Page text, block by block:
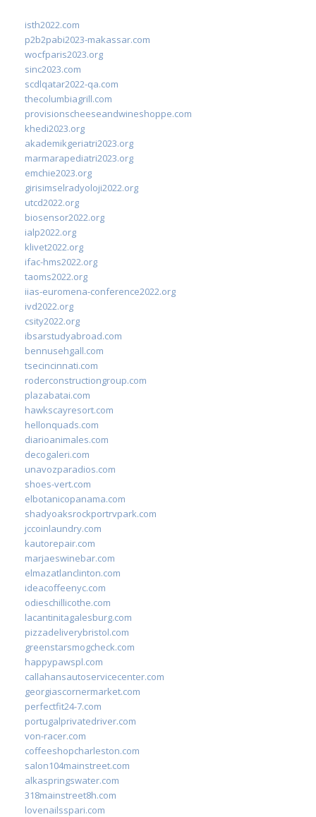
isth2022.com
p2b2pabi2023-makassar.com
wocfparis2023.org
sinc2023.com
scdlqatar2022-qa.com
thecolumbiagrill.com
provisionscheeseandwineshoppe.com
khedi2023.org
akademikgeriatri2023.org
marmarapediatri2023.org
emchie2023.org
girisimselradyoloji2022.org
utcd2022.org
biosensor2022.org
ialp2022.org
klivet2022.org
ifac-hms2022.org
taoms2022.org
iias-euromena-conference2022.org
ivd2022.org
csity2022.org
ibsarstudyabroad.com
bennusehgall.com
tsecincinnati.com
roderconstructiongroup.com
plazabatai.com
hawkscayresort.com
hellonquads.com
diarioanimales.com
decogaleri.com
unavozparadios.com
shoes-vert.com
elbotanicopanama.com
shadyoaksrockportrvpark.com
jccoinlaundry.com
kautorepair.com
marjaeswinebar.com
elmazatlanclinton.com
ideacoffeenyc.com
odieschillicothe.com
lacantinitagalesburg.com
pizzadeliverybristol.com
greenstarsmogcheck.com
happypawspl.com
callahansautoservicecenter.com
georgiascornermarket.com
perfectfit24-7.com
portugalprivatedriver.com
von-racer.com
coffeeshopcharleston.com
salon104mainstreet.com
alkaspringswater.com
318mainstreet8h.com
lovenailsspari.com